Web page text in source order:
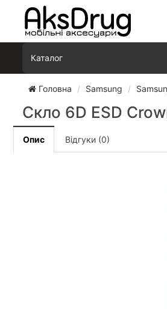
Каталог
Головна Samsung
Скло 6D ESD
Опис Відгуки (0)